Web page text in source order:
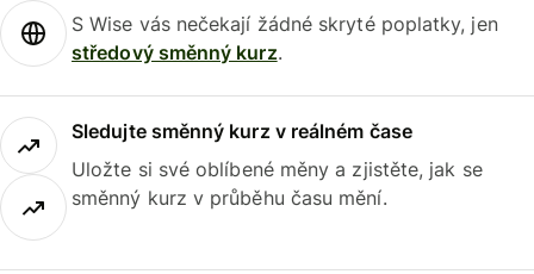
S Wise vás nečekají žádné skryté poplatky, jen
středový směnný kurz.
Sledujte směnný kurz v reálném čase
Uložte si své oblíbené měny a zjistěte, jak se
směnný kurz v průběhu času mění.